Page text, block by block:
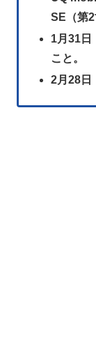
SE（第2
1月31日
こと。
2月28日